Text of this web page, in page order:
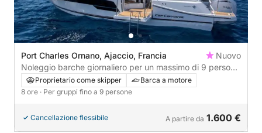
Port Charles Ornano, Ajaccio, Francia
Nuovo
Noleggio barche giornaliero per un massimo di 9 persone
(carburante e skipper inclusi). Scegli il tuo itinerario e
lasciaci personalizzarlo secondo i tuoi desideri. Non
Proprietario come skipper
Barca a motore
8 ore · Per gruppi fino a 9 persone
Cancellazione flessibile A partire da 1.600 €